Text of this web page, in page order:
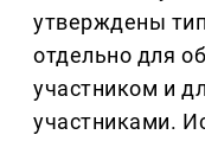
утверждены
отдельно для
участником и
участниками.